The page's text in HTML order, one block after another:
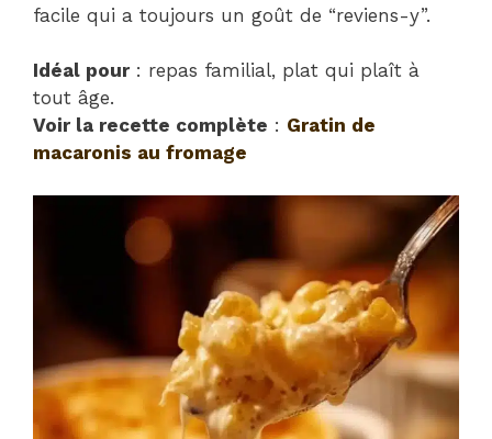
facile qui a toujours un goût de “reviens-y”.
Idéal pour: repas familial, plat qui plaît à
tout âge.
Voir la recette complète : Gratin de
macaronis au fromage